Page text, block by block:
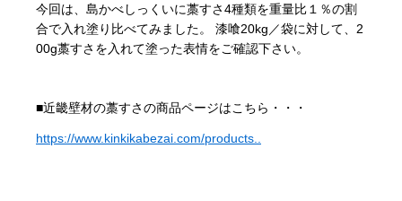
今回は、島かべしっくいに藁すさ4種類を重量比１％の割
合で入れ塗り比べてみました。 漆喰20kg／袋に対して、2
00g藁すさを入れて塗った表情をご確認下さい。
■近畿壁材の藁すさの商品ページはこちら・・・
https://www.kinkikabezai.com/products..